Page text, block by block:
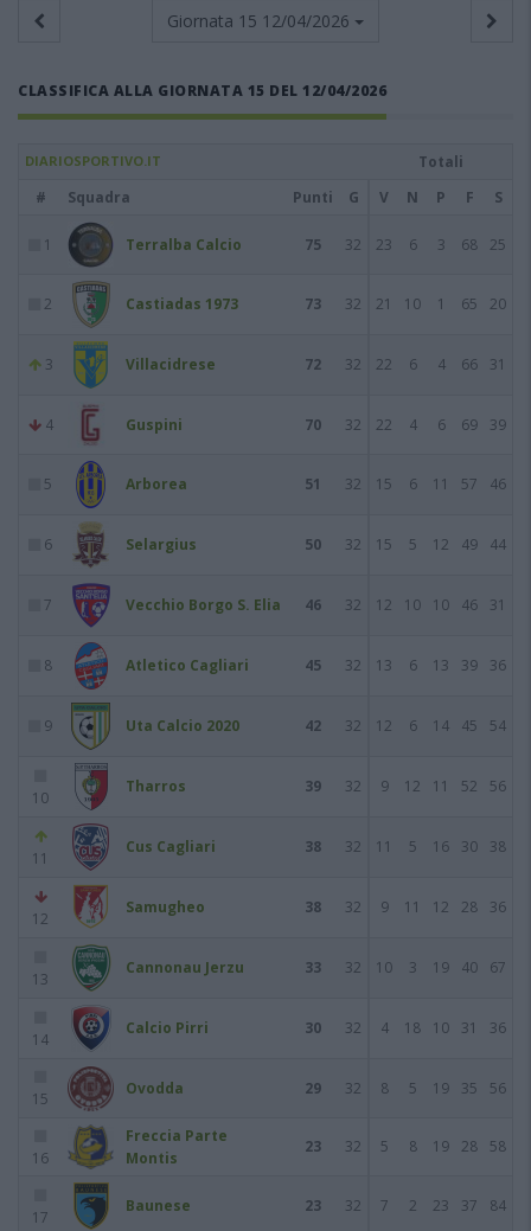
Giornata 15 12/04/2026
CLASSIFICA ALLA GIORNATA 15 DEL 12/04/2026
DIARIOSPORTIVO.IT
Totali
#
Squadra Punti G V N P F S
1 Terralba Calcio 75 32 23 6 3 68 25
2 Castiadas 1973 73 32 21 10 1 65 20
3 Villacidrese 72 32 22 6 4 66 31
4 Guspini 70 32 22 4 6 69 39
5 Arborea 51 32 15 6 11 57 46
6 Selargius 50 32 15 5 12 49 44
7 Vecchio Borgo S. Elia 46 32 12 10 10 46 31
8 Atletico Cagliari 45 32 13 6 13 39 36
9 Uta Calcio 2020 42 32 12 6 14 45 54
10
Tharros 39 32 9 12 11 52 56
11
Cus Cagliari 38 32 11 5 16 30 38
12
Samugheo 38 32 9 11 12 28 36
13
Cannonau Jerzu 33 32 10 3 19 40 67
14
Calcio Pirri 30 32 4 18 10 31 36
15
Ovodda 29 32 8 5 19 35 56
16
Freccia Parte
Montis
23 32 5 8 19 28 58
17
Baunese 23 32 7 2 23 37 84